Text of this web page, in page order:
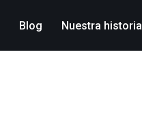
Blog Nuestra historia